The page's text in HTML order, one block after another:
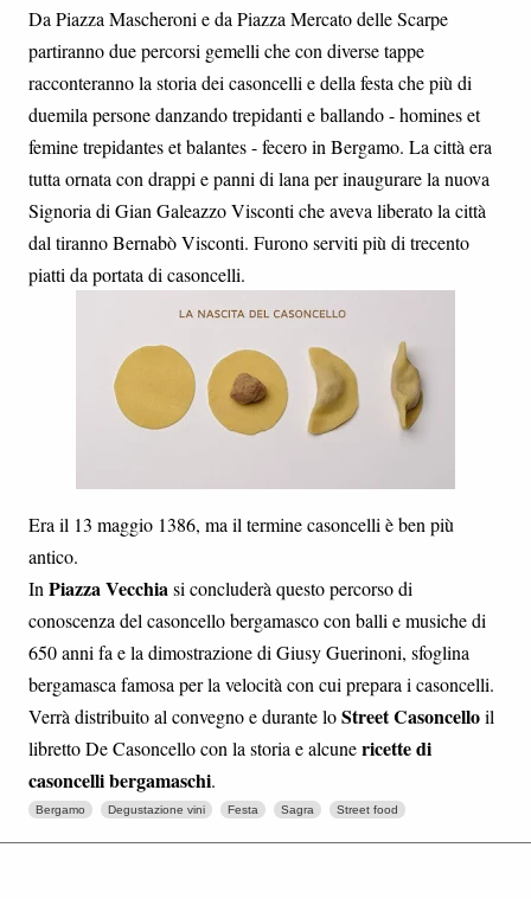
Da Piazza Mascheroni e da Piazza Mercato delle Scarpe
partiranno due percorsi gemelli che con diverse tappe
racconteranno la storia dei casoncelli e della festa che più di
duemila persone danzando trepidanti e ballando - homines et
femine trepidantes et balantes - fecero in Bergamo. La città era
tutta ornata con drappi e panni di lana per inaugurare la nuova
Signoria di Gian Galeazzo Visconti che aveva liberato la città
dal tiranno Bernabò Visconti. Furono serviti più di trecento
piatti da portata di casoncelli.
Era il 13 maggio 1386, ma il termine casoncelli è ben più
antico.
In Piazza Vecchiasi concluderà questo percorso di
conoscenza del casoncello bergamasco con balli e musiche di
650 anni fa e la dimostrazione di Giusy Guerinoni, sfoglina
bergamasca famosa per la velocità con cui prepara i casoncelli.
Verrà distribuito al convegno e durante loStreet Casoncelloil
libretto De Casoncello con la storia e alcunericette di
casoncelli bergamaschi.
Bergamo Degustazione vini Festa Sagra Street food